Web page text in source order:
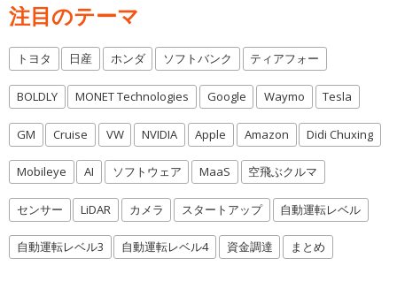
注目のテーマ
トヨタ 日産 ホンダ ソフトバンク ティアフォー
BOLDLY MONET Technologies Google Waymo Tesla
GM Cruise VW NVIDIA Apple Amazon Didi Chuxing
Mobileye AI ソフトウェア MaaS 空飛ぶクルマ
センサー LiDAR カメラ スタートアップ 自動運転レベル
自動運転レベル3 自動運転レベル4 資金調達 まとめ